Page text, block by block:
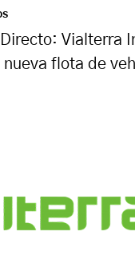
Vialterra
flota de